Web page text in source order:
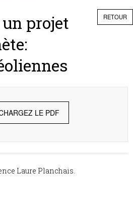
un projet
RETOUR
LE PDF
Laure Planchais.